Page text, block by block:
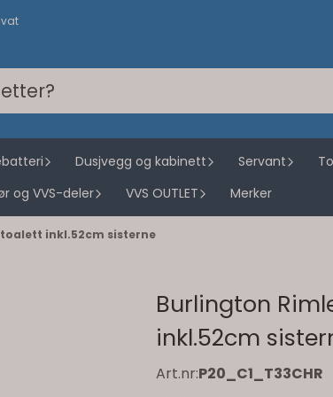
Dusjvegg og kabinett Servant
og VVS-deler
VVS OUTLET Merker
inkl.52cm sisterne
Burlington
inkl.52cm
Art.nr:P20_C1_T33CHR